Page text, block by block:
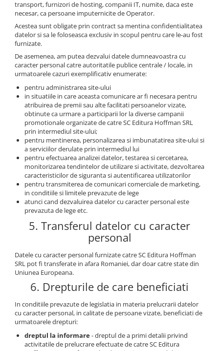
transport, furnizori de hosting, companii IT, numite, daca este
necesar, ca persoane imputernicite de Operator.
Acestea sunt obligate prin contract sa mentina confidentialitatea
datelor si sa le foloseasca exclusiv in scopul pentru care le-au fost
furnizate.
De asemenea, am putea dezvalui datele dumneavoastra cu
caracter personal catre autoritatile publice centrale / locale, in
urmatoarele cazuri exemplificativ enumerate:
pentru administrarea site-ului
in situatiile in care aceasta comunicare ar fi necesara pentru
atribuirea de premii sau alte facilitati persoanelor vizate,
obtinute ca urmare a participarii lor la diverse campanii
promotionale organizate de catre SC Editura Hoffman SRL
prin intermediul site-ului;
pentru mentinerea, personalizarea si imbunatatirea site-ului si
a serviciilor derulate prin intermediul lui
pentru efectuarea analizei datelor, testarea si cercetarea,
monitorizarea tendintelor de utilizare si activitate, dezvoltarea
caracteristicilor de siguranta si autentificarea utilizatorilor
pentru transmiterea de comunicari comerciale de marketing,
in conditiile si limitele prevazute de lege
atunci cand dezvaluirea datelor cu caracter personal este
prevazuta de lege etc.
5. Transferul datelor cu caracter
personal
Datele cu caracter personal furnizate catre SC Editura Hoffman
SRL pot fi transferate in afara Romaniei, dar doar catre state din
Uniunea Europeana.
6. Drepturile de care beneficiati
In conditiile prevazute de legislatia in materia prelucrarii datelor
cu caracter personal, in calitate de persoane vizate, beneficiati de
urmatoarele drepturi:
dreptul la informare- dreptul de a primi detalii privind
activitatile de prelucrare efectuate de catre SC Editura